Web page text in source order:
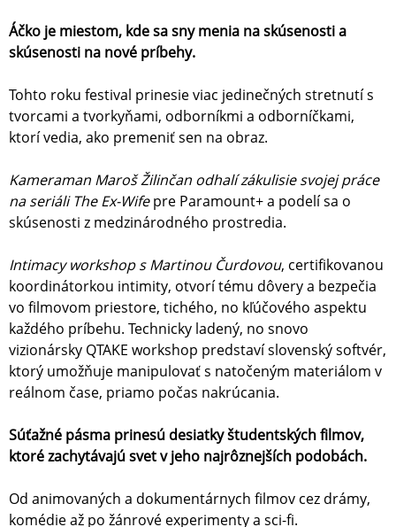
Áčko je miestom, kde sa sny menia na skúsenosti a
skúsenosti na nové príbehy.
Tohto roku festival prinesie viac jedinečných stretnutí s
tvorcami a tvorkyňami, odborníkmi a odborníčkami,
ktorí vedia, ako premeniť sen na obraz.
Kameraman Maroš Žilinčan odhalí zákulisie svojej práce
na seriáli The Ex-Wifepre Paramount+ a podelí sa o
skúsenosti z medzinárodného prostredia.
Intimacy workshop s Martinou Čurdovou, certifikovanou
koordinátorkou intimity, otvorí tému dôvery a bezpečia
vo filmovom priestore, tichého, no kľúčového aspektu
každého príbehu. Technicky ladený, no snovo
vizionársky QTAKE workshop predstaví slovenský softvér,
ktorý umožňuje manipulovať s natočeným materiálom v
reálnom čase, priamo počas nakrúcania.
Súťažné pásma prinesú desiatky študentských filmov,
ktoré zachytávajú svet v jeho najrôznejších podobách.
Od animovaných a dokumentárnych filmov cez drámy,
komédie až po žánrové experimenty a sci-fi.